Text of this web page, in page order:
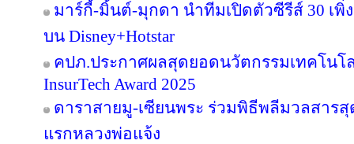
มาร์กี้-มิ้นต์-มุกดา นำทีมเปิดตัวซีรีส์ 30 เพิ่
บน Disney+Hotstar
คปภ.ประกาศผลสุดยอดนวัตกรรมเทคโนโ
InsurTech Award 2025
ดาราสายมู-เซียนพระ ร่วมพิธีพลีมวลสาร
แรกหลวงพ่อแจ้ง